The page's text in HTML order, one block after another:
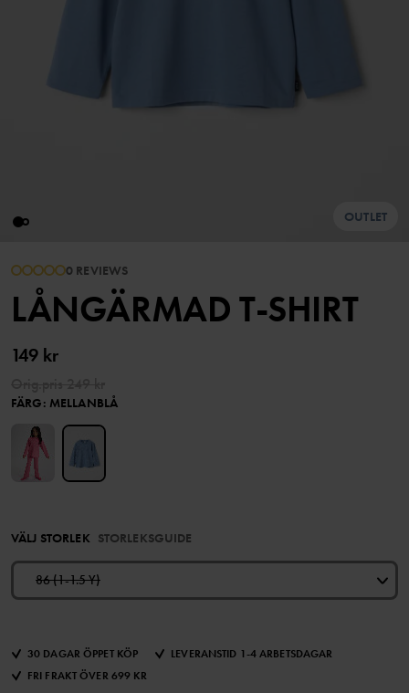
OUTLET
0 REVIEWS
LÅNGÄRMAD T-SHIRT
149 kr
FÄRG: MELLANBLÅ
VÄLJ STORLEK STORLEKSGUIDE
86 (1-1.5 Y)
30 DAGAR ÖPPET KÖP
LEVERANSTID 1-4 ARBETSDAGAR
FRI FRAKT ÖVER 699 KR